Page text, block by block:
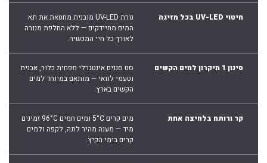
חיטוי UV-LED בכל מזיגה
נורת UV-LED מובנית מחטאת את תא
המים מחיידקים — ללא החלפת מנורה
לאורך כל חיי המכשיר.
סינון 1 מיקרון למים הקשים
סט סננים אינטגרלי מפחית כלור, אבנית
וטעמי לוואי — מותאם במיוחד למים
הקשים בארץ.
קר ורותח בלחיצה אחת
מים קרים 5°C ומים חמים 96°C זמינים
מיד — מענה מהיר לתה, לקפה ולמים
קרים בימי הקיץ.